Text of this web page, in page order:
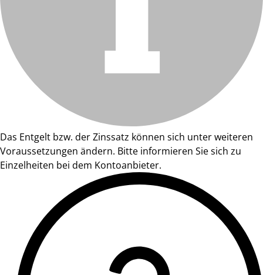
Das Entgelt bzw. der Zinssatz können sich unter weiteren
Voraussetzungen ändern. Bitte informieren Sie sich zu
Einzelheiten bei dem Kontoanbieter.